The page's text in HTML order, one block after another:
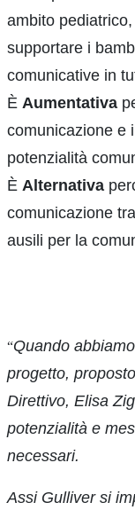
ambito
supportare i
comunicative in
È Aumentativa
comunicazione e
potenzialità
È Alternativa
comunicazione
ausili per la
“Quando
progetto,
Direttivo, Elisa
potenzialità e
necessari.
Assi Gulliver si